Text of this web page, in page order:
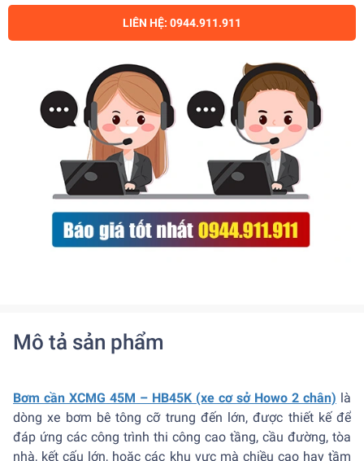
LIÊN HỆ: 0944.911.911
Mô tả sản phẩm
Bơm cần XCMG 45M – HB45K (xe cơ sở Howo 2 chân) là
dòng xe bơm bê tông cỡ trung đến lớn, được thiết kế để
đáp ứng các công trình thi công cao tầng, cầu đường, tòa
nhà, kết cấu lớn, hoặc các khu vực mà chiều cao hay tầm